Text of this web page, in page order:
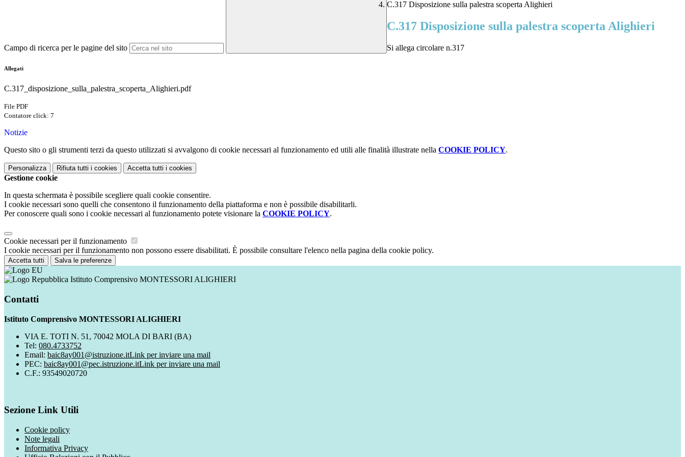
Campo di ricerca per le pagine del sito
C.317 Disposizione sulla palestra scoperta Alighieri
C.317 Disposizione sulla palestra scoperta Alighieri
Si allega circolare n.317
Allegati
C.317_disposizione_sulla_palestra_scoperta_Alighieri.pdf
File PDF
Contatore click: 7
Notizie
Questo sito o gli strumenti terzi da questo utilizzati si avvalgono di cookie necessari al funzionamento ed utili alle finalità illustrate nella COOKIE POLICY.
Personalizza Rifiuta tutti i cookies Accetta tutti i cookies
Gestione cookie
In questa schermata è possibile scegliere quali cookie consentire.
I cookie necessari sono quelli che consentono il funzionamento della piattaforma e non è possibile disabilitarli.
Per conoscere quali sono i cookie necessari al funzionamento potete visionare la COOKIE POLICY.
Cookie necessari per il funzionamento
I cookie necessari per il funzionamento non possono essere disabilitati. È possibile consultare l'elenco nella pagina della cookie policy.
Accetta tutti Salva le preferenze
Istituto Comprensivo MONTESSORI ALIGHIERI
Contatti
Istituto Comprensivo MONTESSORI ALIGHIERI
VIA E. TOTI N. 51, 70042 MOLA DI BARI (BA)
Tel: 080.4733752
Email: baic8ay001@istruzione.itLink per inviare una mail
PEC: baic8ay001@pec.istruzione.itLink per inviare una mail
C.F.: 93549020720
Sezione Link Utili
Cookie policy
Note legali
Informativa Privacy